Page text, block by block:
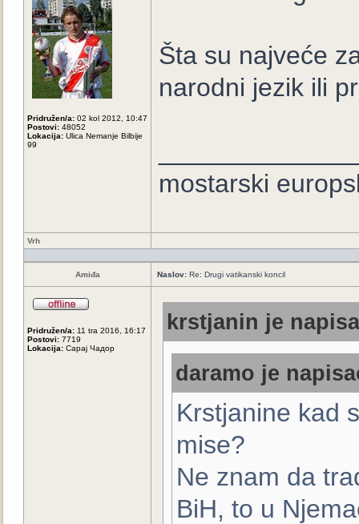
Pridružen/a: 02 kol 2012, 10:47
Postovi: 48052
Lokacija: Ulica Nemanje Bilbije
99
Šta su najveće
narodni jezik ili
mostarski
Vrh
Amiđa Naslov: Re: Drugi vatikanski koncil
Pridružen/a: 11 tra 2016, 16:17
Postovi: 7719
Lokacija: Сарај Чадор
krstjanin je
daramo je
Krstjanine kad
mise?
Ne znam da
BiH, to u